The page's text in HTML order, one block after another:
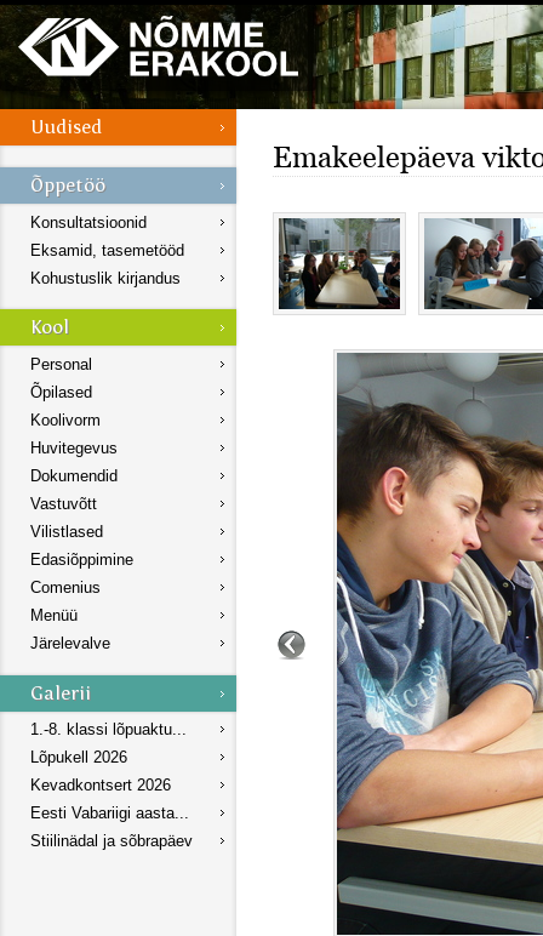
Konsultatsioonid
Eksamid, tasemetööd
Kohustuslik kirjandus
Personal
Õpilased
Koolivorm
Huvitegevus
Dokumendid
Vastuvõtt
Vilistlased
Edasiõppimine
Comenius
Menüü
Järelevalve
1.-8. klassi lõpuaktu...
Lõpukell 2026
Kevadkontsert 2026
Eesti Vabariigi aasta...
Stiilinädal ja sõbrapäev
Emakeelepäeva